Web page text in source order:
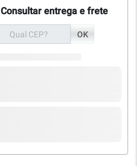
Consultar entrega e frete
OK